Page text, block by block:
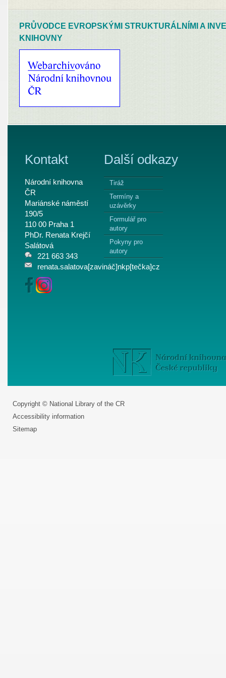
PRŮVODCE EVROPSKÝMI STRUKTURÁLNÍMI A
KNIHOVNY
Kontakt
Národní knihovna
ČR
Mariánské náměstí
190/5
110 00 Praha 1
PhDr. Renata Krejčí
Salátová
221 663 343
renata.salatova[zavináč]nkp[tečka]cz
Další odkazy
Tiráž
Termíny a
uzávěrky
Formulář pro
autory
Pokyny pro
autory
Copyright © National Library of the CR
Accessibility information
Sitemap